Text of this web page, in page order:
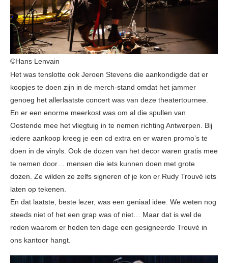
©Hans Lenvain
Het was tenslotte ook Jeroen Stevens die aankondigde dat er
koopjes te doen zijn in de merch-stand omdat het jammer
genoeg het allerlaatste concert was van deze theatertournee.
En er een enorme meerkost was om al die spullen van
Oostende mee het vliegtuig in te nemen richting Antwerpen. Bij
iedere aankoop kreeg je een cd extra en er waren promo’s te
doen in de vinyls. Ook de dozen van het decor waren gratis mee
te nemen door… mensen die iets kunnen doen met grote
dozen. Ze wilden ze zelfs signeren of je kon er Rudy Trouvé iets
laten op tekenen.
En dat laatste, beste lezer, was een geniaal idee. We weten nog
steeds niet of het een grap was of niet… Maar dat is wel de
reden waarom er heden ten dage een gesigneerde Trouvé in
ons kantoor hangt.